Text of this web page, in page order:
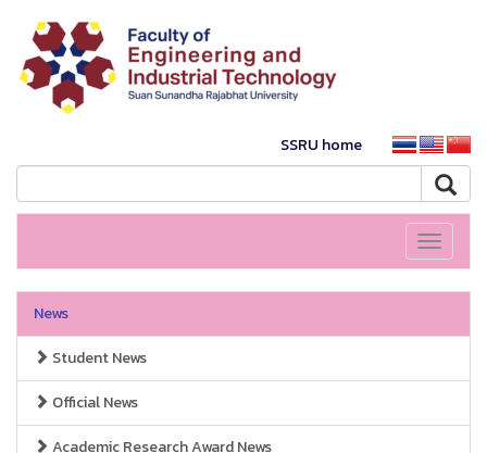
SSRU home
Toggle
News
Student News
Official News
Academic Research Award News